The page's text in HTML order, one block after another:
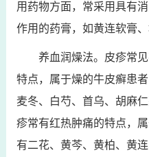
用药物方面，常采用具有
作用的药膏，如黄连软膏、
养血润燥法。皮疹常
特点，属于燥的牛皮癣患
麦冬、白芍、首乌、胡麻
疹常有红热肿痛的特点，
有二花、黄芩、黄柏、黄